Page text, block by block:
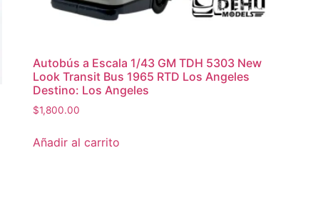
Autobús a Escala 1/43 GM TDH 5303 New
Look Transit Bus 1965 RTD Los Angeles
Destino: Los Angeles
$1,800.00
Añadir al carrito